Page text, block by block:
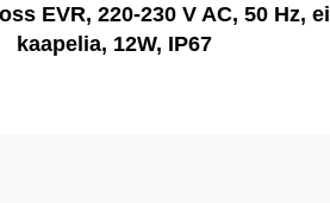
EVR, 220-230 V AC, 50 Hz, ei
kaapelia, 12W, IP67